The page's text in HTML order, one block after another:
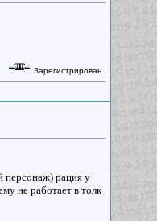
Зарегистрирован
персонаж) рация у
не работает в толк